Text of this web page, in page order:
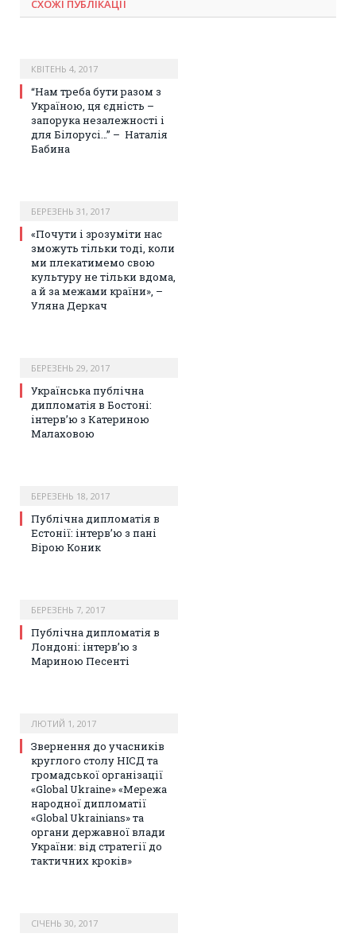
СХОЖІ ПУБЛІКАЦІЇ
КВІТЕНЬ 4, 2017
“Нам треба бути разом з
Україною, ця єдність –
запорука незалежності і
для Білорусі…” – Наталія
Бабина
БЕРЕЗЕНЬ 31, 2017
«Почути і зрозуміти нас
зможуть тільки тоді, коли
ми плекатимемо свою
культуру не тільки вдома,
а й за межами країни», –
Уляна Деркач
БЕРЕЗЕНЬ 29, 2017
Українська публічна
дипломатія в Бостоні:
інтерв’ю з Катериною
Малаховою
БЕРЕЗЕНЬ 18, 2017
Публічна дипломатія в
Естонії: інтерв’ю з пані
Вірою Коник
БЕРЕЗЕНЬ 7, 2017
Публічна дипломатія в
Лондоні: інтерв’ю з
Мариною Песенті
ЛЮТИЙ 1, 2017
Звернення до учасників
круглого столу НІСД та
громадської організації
«Global Ukraine» «Мережа
народної дипломатії
«Global Ukrainians» та
органи державної влади
України: від стратегії до
тактичних кроків»
СІЧЕНЬ 30, 2017